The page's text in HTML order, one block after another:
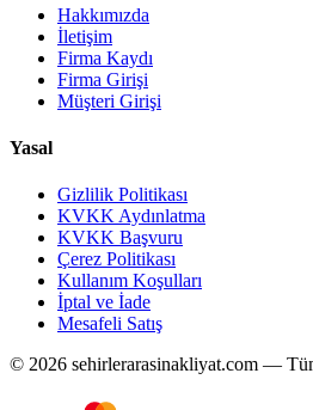
Hakkımızda
İletişim
Firma Kaydı
Firma Girişi
Müşteri Girişi
Yasal
Gizlilik Politikası
KVKK Aydınlatma
KVKK Başvuru
Çerez Politikası
Kullanım Koşulları
İptal ve İade
Mesafeli Satış
© 2026 sehirlerarasinakliyat.com — Tüm